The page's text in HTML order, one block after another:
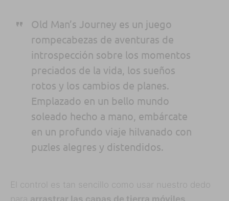
Old Man’s Journey es un juego
rompecabezas de aventuras de
introspección sobre los momentos
preciados de la vida, los sueños
rotos y los cambios de planes.
Emplazado en un bello mundo
soleado hecho a mano, embárcate
en un profundo viaje hilvanado con
puzles alegres y distendidos.
El control es tan sencillo como usar nuestro dedo